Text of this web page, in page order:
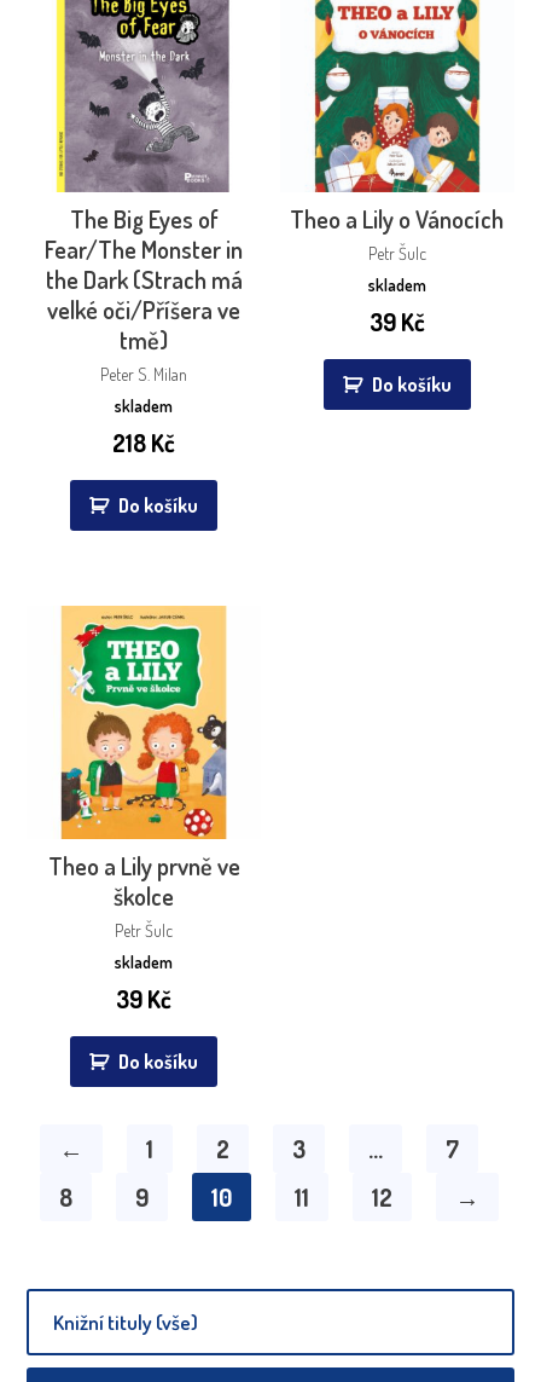
Knižní tituly (vše)
The Big Eyes of
Fear/The Monster in
the Dark (Strach má
velké oči/Příšera ve
tmě)
Peter S. Milan
skladem
218Kč
Do košíku
Theo a Lily o Vánocích
Petr Šulc
skladem
39Kč
Do košíku
Theo a Lily prvně ve
školce
Petr Šulc
skladem
39Kč
Do košíku
← 1 2 3 …
7
8
9 10 11 12 →